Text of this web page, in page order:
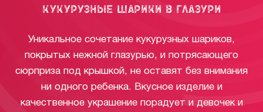
кукурузные шарики в глазури
Уникальное сочетание кукурузных шариков,
покрытых нежной глазурью, и потрясающего
сюрприза под крышкой, не оставят без внимания
ни одного ребенка. Вкусное изделие и
качественное украшение порадует и девочек и